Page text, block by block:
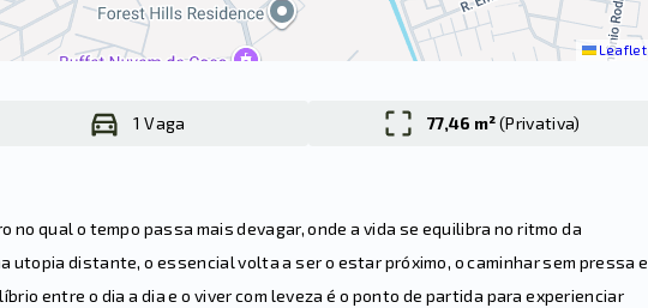
Leaflet
1 Vaga 77,46 m²(Privativa)
no qual o tempo passa mais devagar, onde a vida se equilibra no ritmo da
utopia distante, o essencial volta a ser o estar próximo, o caminhar sem pressa e
entre o dia a dia e o viver com leveza é o ponto de partida para experienciar